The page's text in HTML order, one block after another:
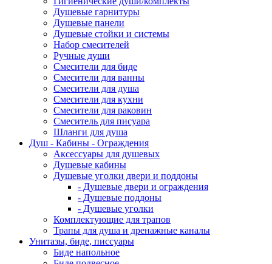
Душевые гарнитуры
Душевые панели
Душевые стойки и системы
Набор смесителей
Ручные души
Смесители для биде
Смесители для ванны
Смесители для душа
Смесители для кухни
Смесители для раковин
Смеситель для писуара
Шланги для душа
Душ - Кабины - Ограждения
Аксессуары для душевых
Душевые кабины
Душевые уголки двери и поддоны
- Душевые двери и ограждения
- Душевые поддоны
- Душевые уголки
Комплектующие для трапов
Трапы для душа и дренажные каналы
Унитазы, биде, писсуары
Биде напольное